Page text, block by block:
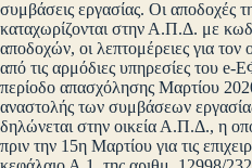
συμβάσεις εργασίας. Οι αποδοχές
καταχωρίζονται στην Α.Π.Δ. με
αποδοχών, οι λεπτομέρειες για τον
από τις αρμόδιες υπηρεσίες του
περίοδο απασχόλησης Μαρτίου
αναστολής των συμβάσεων
δηλώνεται στην οικεία Α.Π.Δ., η
πριν την 15η Μαρτίου για τις